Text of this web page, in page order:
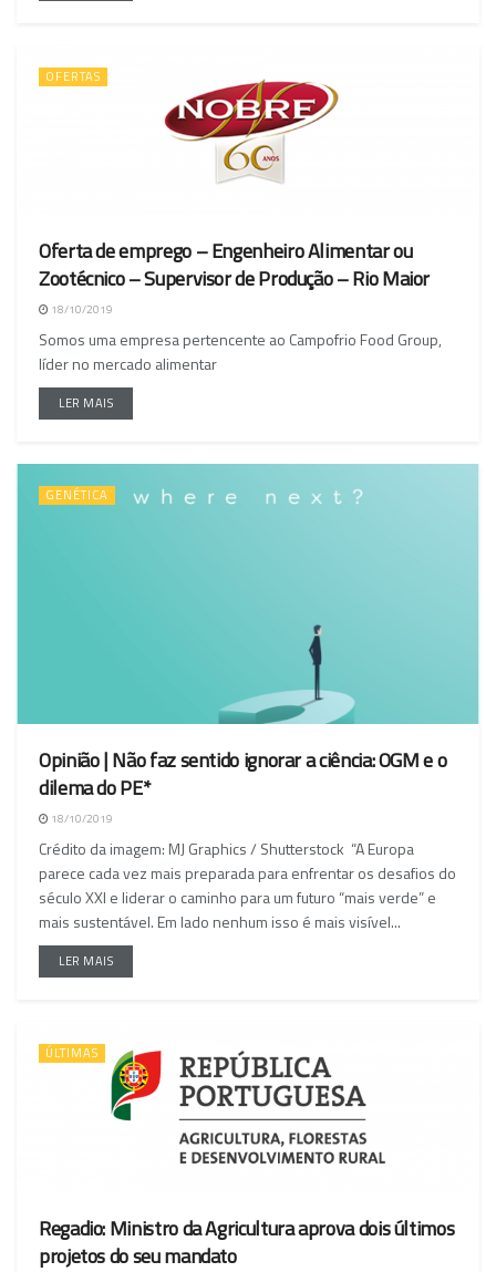
OFERTAS
Oferta de emprego – Engenheiro Alimentar ou
Zootécnico – Supervisor de Produção – Rio Maior
18/10/2019
Somos uma empresa pertencente ao Campofrio Food Group,
líder no mercado alimentar
LER MAIS
GENÉTICA
Opinião | Não faz sentido ignorar a ciência: OGM e o
dilema do PE*
18/10/2019
Crédito da imagem: MJ Graphics / Shutterstock “A Europa
parece cada vez mais preparada para enfrentar os desafios do
século XXI e liderar o caminho para um futuro “mais verde” e
mais sustentável. Em lado nenhum isso é mais visível...
LER MAIS
ÚLTIMAS
Regadio: Ministro da Agricultura aprova dois últimos
projetos do seu mandato